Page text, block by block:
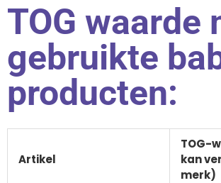
TOG waarde
gebruikte
producten:
Artikel
TOG-
kan
merk)